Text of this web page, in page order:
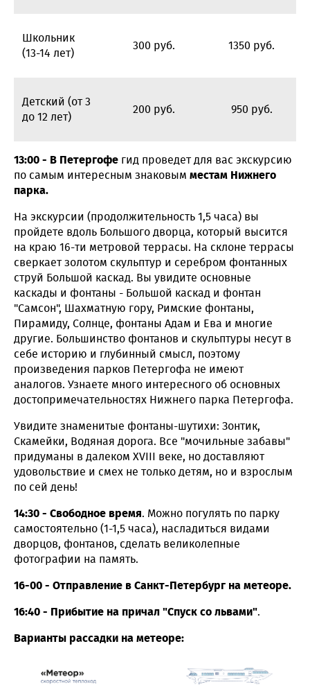
Школьник
(13-14 лет)
300 руб. 1350 руб.
Детский (от 3
до 12 лет)
200 руб. 950 руб.
13:00 - В Петергофе гид проведет для вас экскурсию
по самым интересным знаковым местам Нижнего
парка.
На экскурсии (продолжительность 1,5 часа) вы
пройдете вдоль Большого дворца, который высится
на краю 16-ти метровой террасы. На склоне террасы
сверкает золотом скульптур и серебром фонтанных
струй Большой каскад. Вы увидите основные
каскады и фонтаны - Большой каскад и фонтан
"Самсон", Шахматную гору, Римские фонтаны,
Пирамиду, Солнце, фонтаны Адам и Ева и многие
другие. Большинство фонтанов и скульптуры несут в
себе историю и глубинный смысл, поэтому
произведения парков Петергофа не имеют
аналогов. Узнаете много интересного об основных
достопримечательностях Нижнего парка Петергофа.
Увидите знаменитые фонтаны-шутихи: Зонтик,
Скамейки, Водяная дорога. Все "мочильные забавы"
придуманы в далеком XVIII веке, но доставляют
удовольствие и смех не только детям, но и взрослым
по сей день!
14:30 - Свободное время. Можно погулять по парку
самостоятельно (1-1,5 часа), насладиться видами
дворцов, фонтанов, сделать великолепные
фотографии на память.
16-00 - Отправление в Санкт-Петербург на метеоре.
16:40 - Прибытие на причал "Спуск со львами".
Варианты рассадки на метеоре: